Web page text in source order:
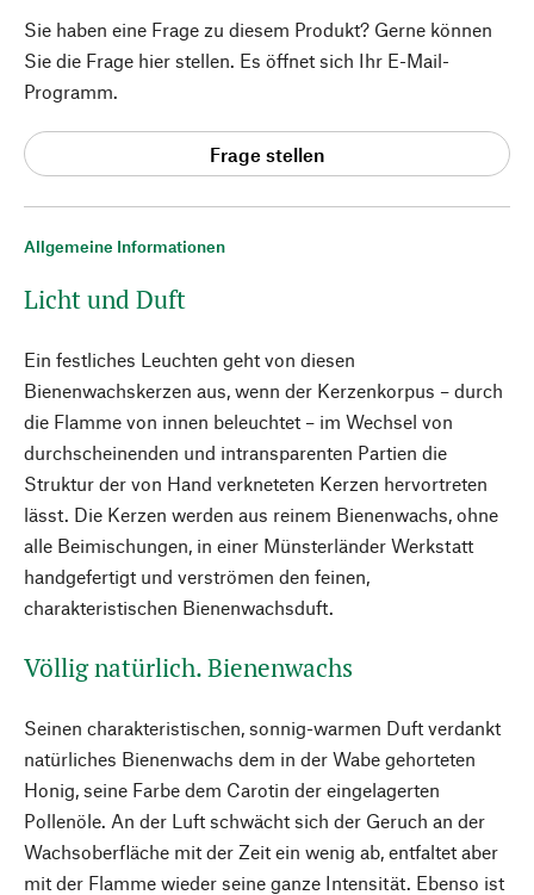
Allgemeine Informationen
Licht und Duft
Ein festliches Leuchten geht von diesen
Bienenwachskerzen aus, wenn der Kerzenkorpus – durch
die Flamme von innen beleuchtet – im Wechsel von
durchscheinenden und intransparenten Partien die
Struktur der von Hand verkneteten Kerzen hervortreten
lässt. Die Kerzen werden aus reinem Bienenwachs, ohne
alle Beimischungen, in einer Münsterländer Werkstatt
handgefertigt und verströmen den feinen,
charakteristischen Bienenwachsduft.
Völlig natürlich. Bienenwachs
Seinen charakteristischen, sonnig-warmen Duft verdankt
natürliches Bienenwachs dem in der Wabe gehorteten
Honig, seine Farbe dem Carotin der eingelagerten
Pollenöle. An der Luft schwächt sich der Geruch an der
Wachsoberfläche mit der Zeit ein wenig ab, entfaltet aber
mit der Flamme wieder seine ganze Intensität. Ebenso ist
Sie haben eine Frage zu diesem Produkt? Gerne können
Sie die Frage hier stellen. Es öffnet sich Ihr E-Mail-
Programm.
Frage stellen